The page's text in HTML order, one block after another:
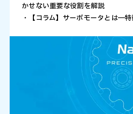
かせない重要な役割を解説
・【コラム】サーボモータとは―